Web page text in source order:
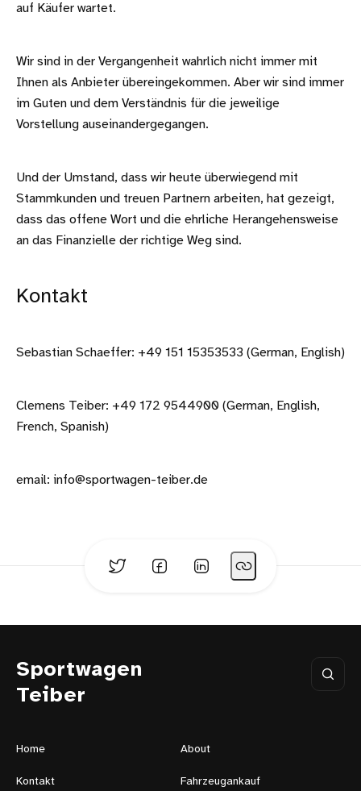
auf Käufer wartet.
Wir sind in der Vergangenheit wahrlich nicht immer mit
Ihnen als Anbieter übereingekommen. Aber wir sind immer
im Guten und dem Verständnis für die jeweilige
Vorstellung auseinandergegangen.
Und der Umstand, dass wir heute überwiegend mit
Stammkunden und treuen Partnern arbeiten, hat gezeigt,
dass das offene Wort und die ehrliche Herangehensweise
an das Finanzielle der richtige Weg sind.
Kontakt
Sebastian Schaeffer: +49 151 15353533 (German, English)
Clemens Teiber: +49 172 9544900 (German, English,
French, Spanish)
email: info@sportwagen-teiber.de
Sportwagen
Teiber
Home About
Kontakt Fahrzeugankauf